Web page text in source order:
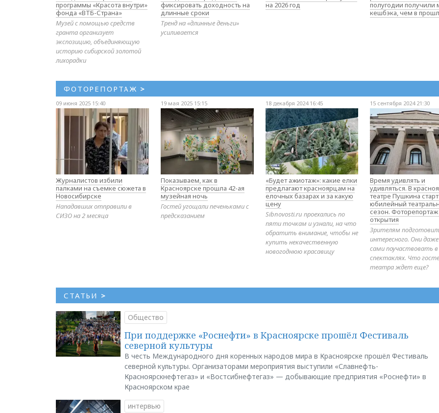
программы «Красота внутри»
фонда «ВТБ-Страна»
Музей с помощью средств
гранта организует
экспозицию, объединяющую
историю сибирской золотой
лихорадки
фиксировать доходность на
длинные сроки
Тренд на «длинные деньги»
усиливается
на 2026 год
полугодии
кешбэка, чем в
ФОТОРЕПОРТАЖ >
09 июня 2025 15:40
Журналистов избили
палками на съемке сюжета в
Новосибирске
Нападавших отправили в
СИЗО на 2 месяца
19 мая 2025 15:15
Показываем, как в
Красноярске прошла 42-ая
музейная ночь
Гостей угощали печеньками с
предсказанием
18 декабря 2024 16:45
«Будет ажиотаж»: какие елки
предлагают красноярцам на
елочных базарах и за какую
цену
Sibnovosti.ru проехались по
пяти точкам и узнали, на что
обратить внимание, чтобы не
купить некачественную
новогоднюю красавицу
15 сентября 2024 21:30
Время удивлять и
удивляться. В
театре Пушкина
юбилейный
сезон. Фоторепортаж
открытия
Зрителям
интересного. Они
сами поучаствовать в
спектаклях. Что
театра ждет еще?
СТАТЬИ >
Общество
При поддержке «Роснефти» в Красноярске прошёл Фестиваль
северной культуры
В честь Международного дня коренных народов мира в Красноярске прошёл Фестиваль
северной культуры. Организаторами мероприятия выступили «Славнефть-
Красноярскнефтегаз» и «Востсибнефтегаз» — добывающие предприятия «Роснефти» в
Красноярском крае
интервью